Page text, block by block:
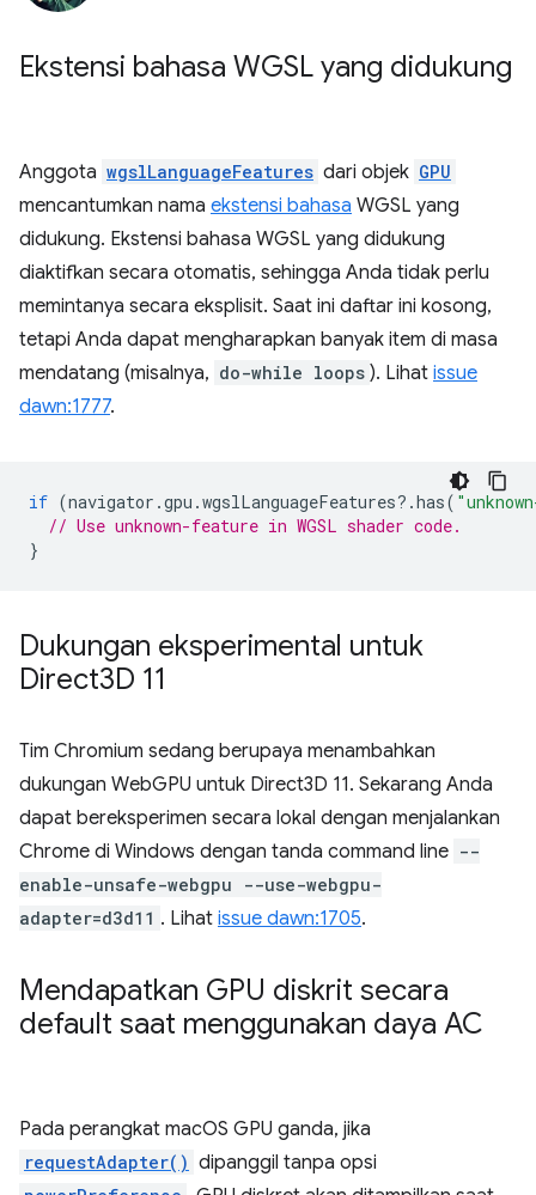
Ekstensi bahasa WGSL yang didukung
Anggota wgslLanguageFeatures dari objek GPU
mencantumkan nama ekstensi bahasa WGSL yang
didukung. Ekstensi bahasa WGSL yang didukung
diaktifkan secara otomatis, sehingga Anda tidak perlu
memintanya secara eksplisit. Saat ini daftar ini kosong,
tetapi Anda dapat mengharapkan banyak item di masa
mendatang (misalnya, do-while loops ). Lihat issue
dawn:1777.
if (navigator .gpu .wgslLanguageFeatures? .has(
// Use unknown-feature in WGSL shader code.
}
Dukungan eksperimental untuk
Direct3D 11
Tim Chromium sedang berupaya menambahkan
dukungan WebGPU untuk Direct3D 11. Sekarang Anda
dapat bereksperimen secara lokal dengan menjalankan
Chrome di Windows dengan tanda command line --
enable-unsafe-webgpu --use-webgpu-
adapter=d3d11 . Lihat issue dawn:1705.
Mendapatkan GPU diskrit secara
default saat menggunakan daya AC
Pada perangkat macOS GPU ganda, jika
requestAdapter() dipanggil tanpa opsi